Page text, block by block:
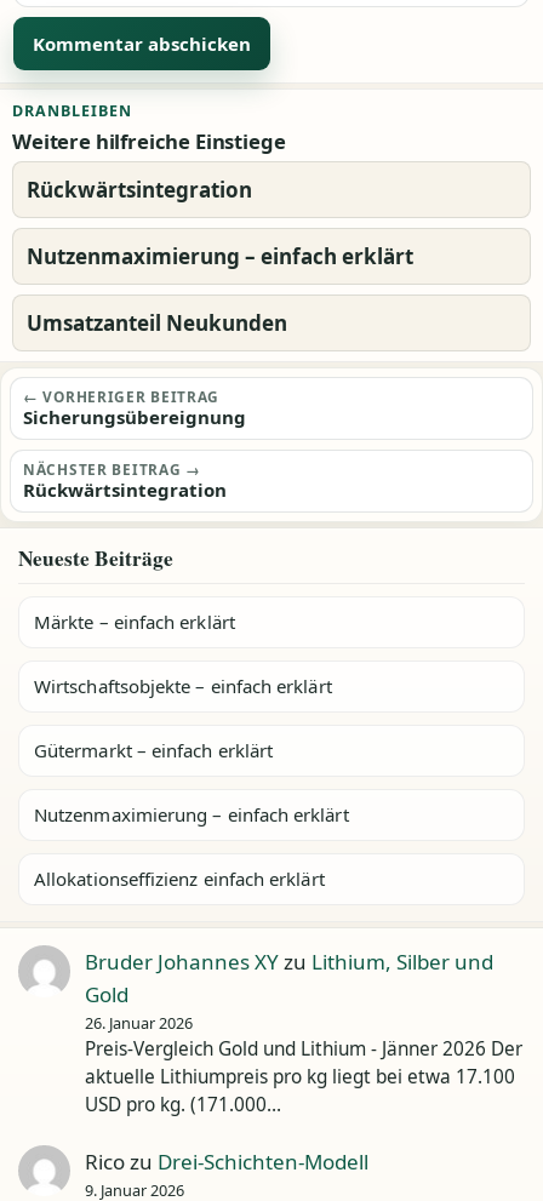
DRANBLEIBEN
Weitere hilfreiche Einstiege
Rückwärtsintegration
Nutzenmaximierung – einfach erklärt
Umsatzanteil Neukunden
Beitragsnavigation
← VORHERIGER BEITRAG
Sicherungsübereignung
NÄCHSTER BEITRAG →
Rückwärtsintegration
Neueste Beiträge
Märkte – einfach erklärt
Wirtschaftsobjekte – einfach erklärt
Gütermarkt – einfach erklärt
Nutzenmaximierung – einfach erklärt
Allokationseffizienz einfach erklärt
Bruder Johannes XYzu Lithium, Silber und
Gold
26. Januar 2026
Preis-Vergleich Gold und Lithium - Jänner 2026 Der
aktuelle Lithiumpreis pro kg liegt bei etwa 17.100
USD pro kg. (171.000…
Ricozu Drei-Schichten-Modell
9. Januar 2026